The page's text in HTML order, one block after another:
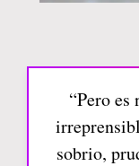
“Pero es
sobrio,